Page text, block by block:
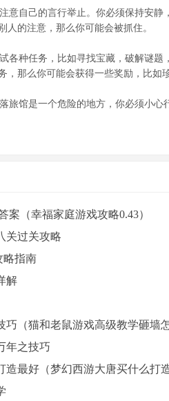
意自己的言行举止。你必须保持安静
人的注意，那么你可能会被抓住。
各种任务，比如寻找宝藏，破解谜题
，那么你可能会获得一些奖励，比如
馆是一个危险的地方，你必须小心
案（幸福家庭游戏攻略0.43）
关过关攻略
略指南
解
（猫和老鼠游戏高级教学砸墙怎
年之技巧
最好（梦幻西游大唐买什么打